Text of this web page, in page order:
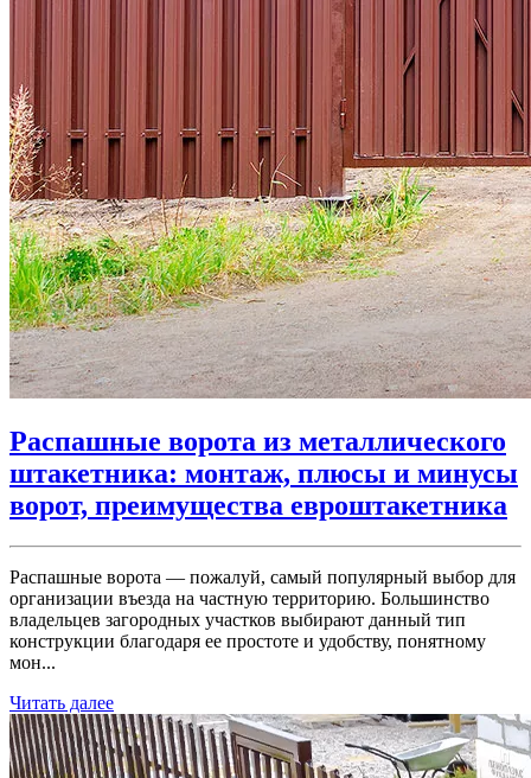
Распашные ворота из металлического
штакетника: монтаж, плюсы и минусы
ворот, преимущества евроштакетника
Распашные ворота — пожалуй, самый популярный выбор для
организации въезда на частную территорию. Большинство
владельцев загородных участков выбирают данный тип
конструкции благодаря ее простоте и удобству, понятному
мон...
Читать далее